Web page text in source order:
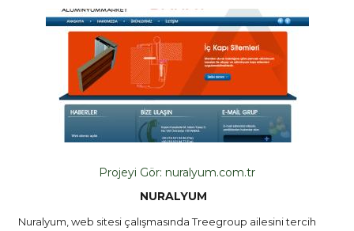
Projeyi Gör: nuralyum.com.tr
NURALYUM
Nuralyum, web sitesi çalışmasında Treegroup ailesini tercih